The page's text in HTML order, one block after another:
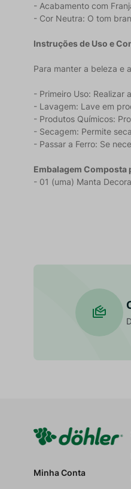
- Acabamento com
- Cor Neutra: O tom
Instruções de Uso e
Para manter a beleza e
- Primeiro Uso: Realizar
- Lavagem: Lave em
- Produtos Químicos:
- Secagem: Permite
- Passar a Ferro: Se
Embalagem Composta
- 01 (uma) Manta
Minha Conta